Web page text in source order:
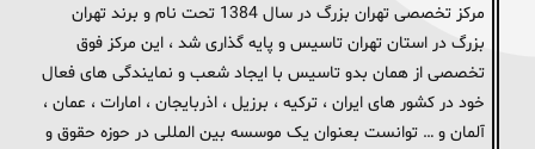
مرکز تخصصی تهران بزرگ در سال 1384 تحت نام و برند تهران
بزرگ در استان تهران تاسیس و پایه گذاری شد ، این مرکز فوق
تخصصی از همان بدو تاسیس با ایجاد شعب و نمایندگی های فعال
خود در کشور های ایران ، ترکیه ، برزیل ، اذربایجان ، امارات ، عمان ،
آلمان و … توانست بعنوان یک موسسه بین المللی در حوزه حقوق و